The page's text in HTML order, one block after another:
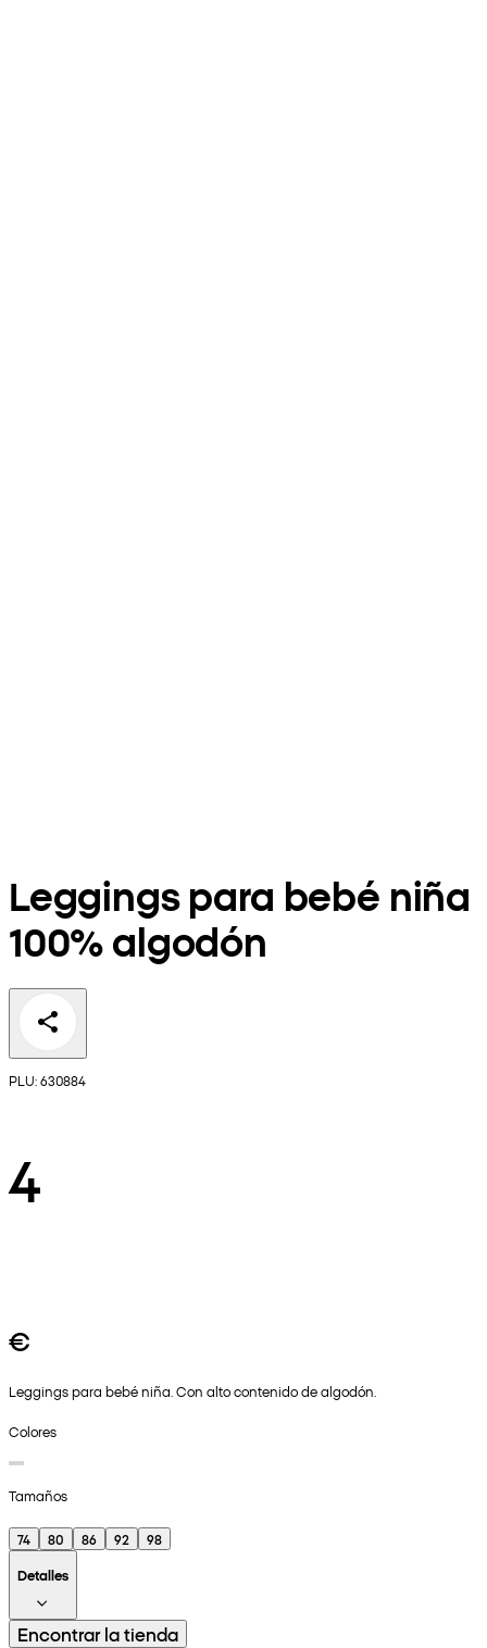
Leggings para bebé niña
100% algodón
PLU: 630884
4
€
Leggings para bebé niña. Con alto contenido de algodón.
Colores
Tamaños
74 80 86 92
98
Detalles
Encontrar la tienda